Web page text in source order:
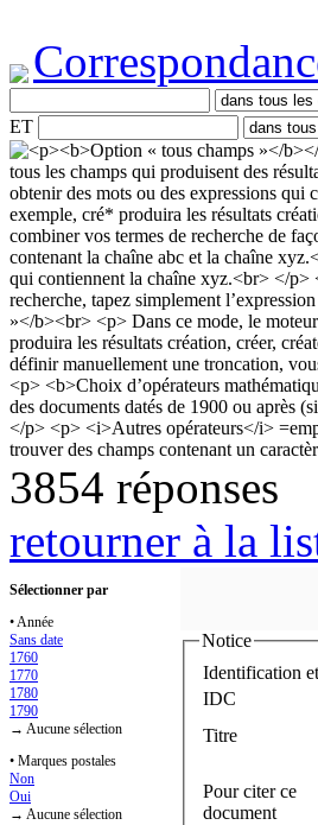
ET
3854 réponses
retourner à la
Sélectionner par
• Année
Sans date
1760
1770
1780
1790
→ Aucune sélection
• Marques postales
Non
Oui
→ Aucune sélection
Notice
Identification
IDC
Titre
Pour citer ce
document